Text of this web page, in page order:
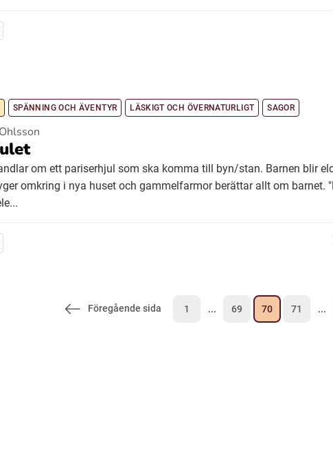
SPÄNNING OCH ÄVENTYR LÄSKIGT OCH ÖVERNATURLIGT SAGOR
om ett pariserhjul som ska komma till byn/stan. Barnen blir
omkring i nya huset och gammelfarmor berättar allt om barnet.
Föregående sida 1 ... 69 70 71 ...